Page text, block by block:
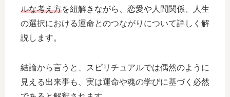
ルな考え方を紐解きながら、恋愛や人間関係、人生
の選択における運命とのつながりについて詳しく解
説します。
結論から言うと、スピリチュアルでは偶然のように
見える出来事も、実は運命や魂の学びに基づく必然